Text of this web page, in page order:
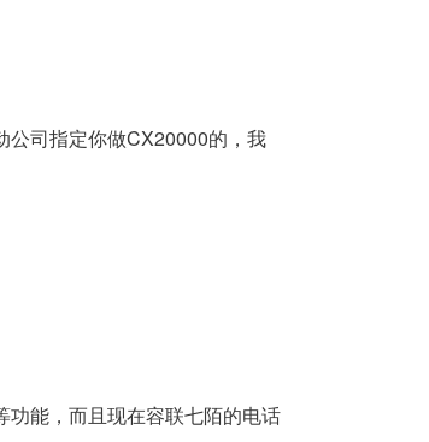
公司指定你做CX20000的，我
能，而且现在容联七陌的电话